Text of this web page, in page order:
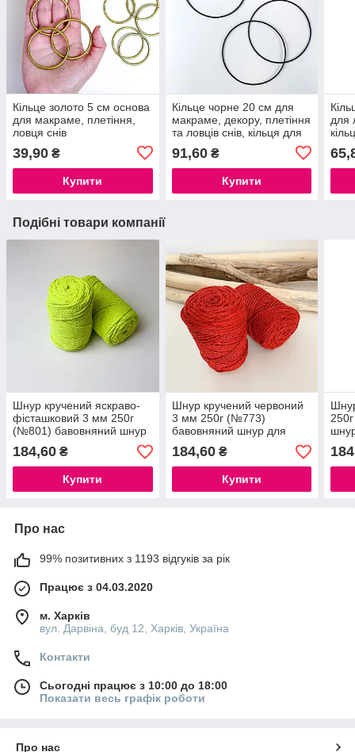
Кільце золото 5 см основа
для макраме, плетіння,
ловця снів
39,90 ₴
Купити
Кільце чорне 20 см для
макраме, декору, плетіння
та ловців снів, кільця для
ловця снів
91,60₴
Купити
для
Подібні товари компанії
Шнур кручений яскраво-
фісташковий 3 мм 250г
(№801) бавовняний шнур
для макраме роуп 3мм
macrame rope 3mm
184,60 ₴
Купити
Шнур кручений червоний
3 мм 250г (№773)
бавовняний шнур для
макраме роуп 3мм,
macrame rope 3mm
184,60₴
Купити
3мм
Про нас
99% позитивних з 1193 відгуків за рік
Працює з 04.03.2020
м. Харків
вул. Дарвіна, буд 12, Харків, Україна
Контакти
Сьогодні працює з 10:00 до 18:00
Показати весь графік роботи
Про нас